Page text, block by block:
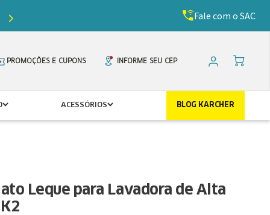
de desconto com o cupomFale com o SAC
PROMOÇÕES E CUPONS INFORME SEU CEP
ACESSÓRIOS BLOG KARCHER
Leque para Lavadora de Alta